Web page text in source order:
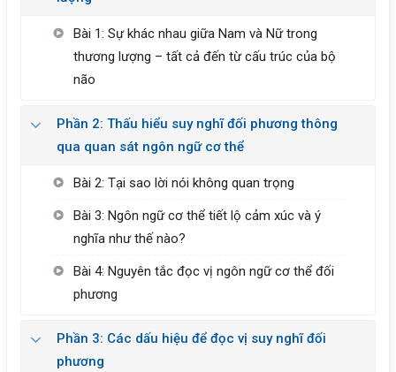
Bài 1: Sự khác nhau giữa Nam và Nữ trong
thương lượng – tất cả đến từ cấu trúc của bộ
não
Phần 2: Thấu hiểu suy nghĩ đối phương thông
qua quan sát ngôn ngữ cơ thể
Bài 2: Tại sao lời nói không quan trọng
Bài 3: Ngôn ngữ cơ thể tiết lộ cảm xúc và ý
nghĩa như thế nào?
Bài 4: Nguyên tắc đọc vị ngôn ngữ cơ thể đối
phương
Phần 3: Các dấu hiệu để đọc vị suy nghĩ đối
phương